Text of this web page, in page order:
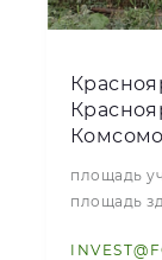
площадь
площадь